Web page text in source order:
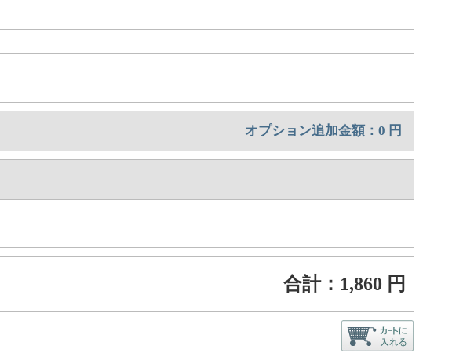
オプション追加金額： 0 円
合計： 1,860 円